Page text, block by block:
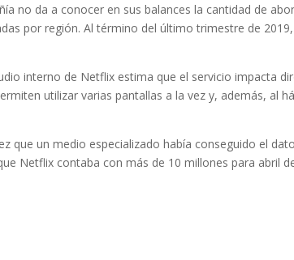
no da a conocer en sus balances la cantidad de
por región. Al término del último trimestre de
interno de Netflix estima que el servicio impacta
utilizar varias pantallas a la vez y, además, al
que un medio especializado había conseguido el
Netflix contaba con más de 10 millones para abril